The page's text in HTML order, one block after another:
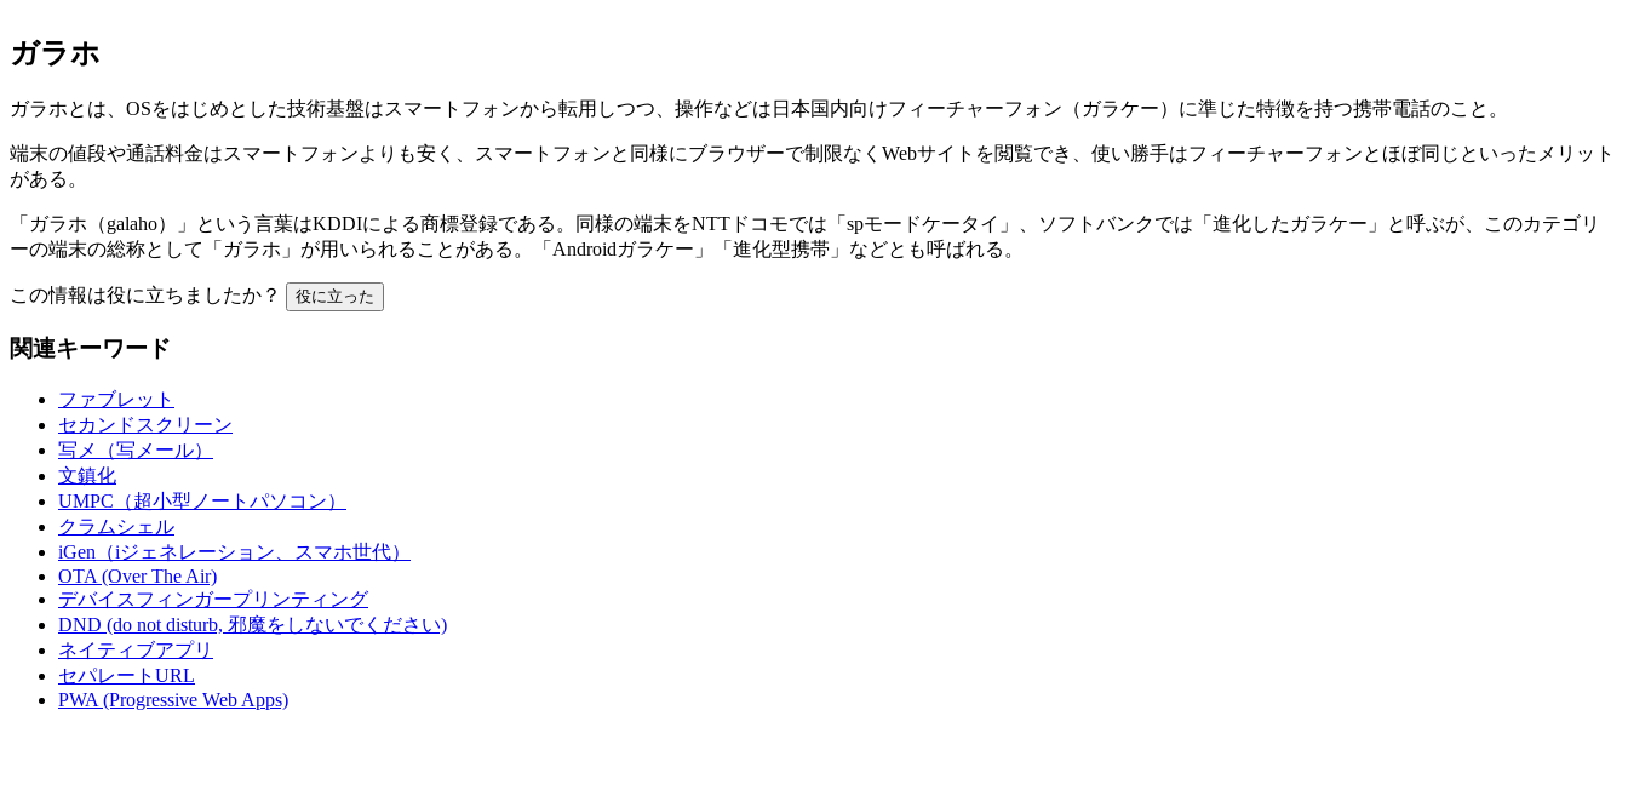
ガラホ
ガラホとは、OSをはじめとした技術基盤はスマートフォンから転用しつつ、操作などは日本国内向けフィーチャーフォン（ガラケー）に準じた特徴を持つ携帯電話のこと。
端末の値段や通話料金はスマートフォンよりも安く、スマートフォンと同様にブラウザーで制限なくWebサイトを閲覧でき、使い勝手はフィーチャーフォンとほぼ同じといったメリット
がある。
「ガラホ（galaho）」という言葉はKDDIによる商標登録である。同様の端末をNTTドコモでは「spモードケータイ」、ソフトバンクでは「進化したガラケー」と呼ぶが、このカテゴリ
ーの端末の総称として「ガラホ」が用いられることがある。「Androidガラケー」「進化型携帯」などとも呼ばれる。
この情報は役に立ちましたか？ 役に立った
関連キーワード
ファブレット
セカンドスクリーン
写メ（写メール）
文鎮化
UMPC（超小型ノートパソコン）
クラムシェル
iGen（iジェネレーション、スマホ世代）
OTA (Over The Air)
デバイスフィンガープリンティング
DND (do not disturb, 邪魔をしないでください)
ネイティブアプリ
セパレートURL
PWA (Progressive Web Apps)